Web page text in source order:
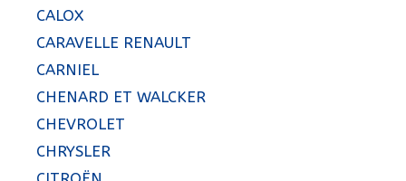
CALOX
CARAVELLE RENAULT
CARNIEL
CHENARD ET WALCKER
CHEVROLET
CHRYSLER